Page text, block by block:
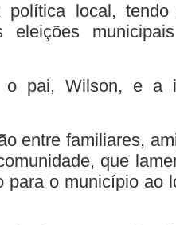
política local, tendo
eleições
o pai, Wilson, e a
entre familiares,
que
para o município ao